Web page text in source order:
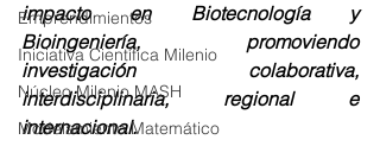
Emprendimientos
Iniciativa Científica Milenio
Núcleo Milenio MASH
Modelamiento Matemático
impacto en Biotecnología y
Bioingeniería, promoviendo
investigación colaborativa,
interdisciplinaria, regional e
internacional.